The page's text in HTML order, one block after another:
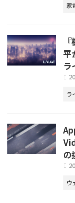
家
平
ラ
ラ
の
ウ